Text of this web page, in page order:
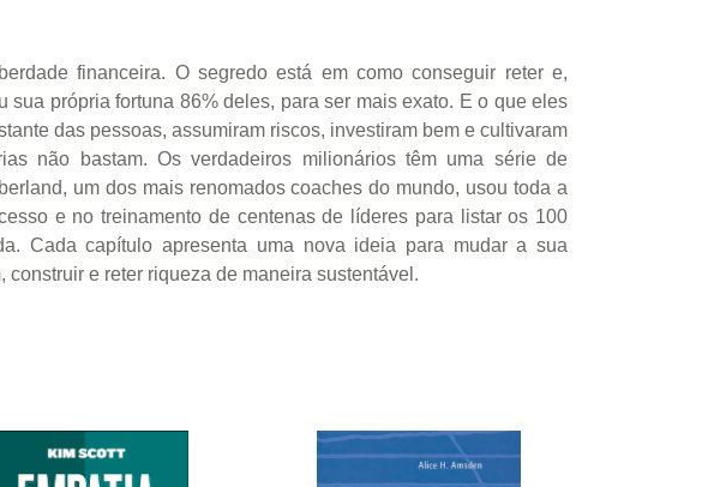
financeira. O segredo está em como conseguir reter e,
própria fortuna 86% deles, para ser mais exato. E o que eles
das pessoas, assumiram riscos, investiram bem e cultivaram
não bastam. Os verdadeiros milionários têm uma série de
um dos mais renomados coaches do mundo, usou toda a
e no treinamento de centenas de líderes para listar os 100
Cada capítulo apresenta uma nova ideia para mudar a sua
e reter riqueza de maneira sustentável.